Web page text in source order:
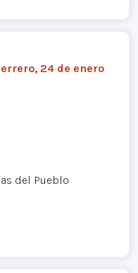
24 de enero
del Pueblo